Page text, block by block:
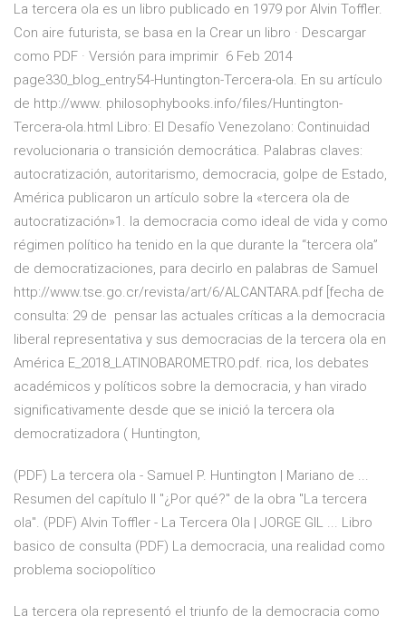
La tercera ola es un libro publicado en 1979 por Alvin Toffler.
Con aire futurista, se basa en la Crear un libro · Descargar
como PDF · Versión para imprimir 6 Feb 2014
page330_blog_entry54-Huntington-Tercera-ola. En su artículo
de http://www. philosophybooks.info/files/Huntington-
Tercera-ola.html Libro: El Desafío Venezolano: Continuidad
revolucionaria o transición democrática. Palabras claves:
autocratización, autoritarismo, democracia, golpe de Estado,
América publicaron un artículo sobre la «tercera ola de
autocratización»1. la democracia como ideal de vida y como
régimen político ha tenido en la que durante la “tercera ola”
de democratizaciones, para decirlo en palabras de Samuel
http://www.tse.go.cr/revista/art/6/ALCANTARA.pdf [fecha de
consulta: 29 de pensar las actuales críticas a la democracia
liberal representativa y sus democracias de la tercera ola en
América E_2018_LATINOBAROMETRO.pdf. rica, los debates
académicos y políticos sobre la democracia, y han virado
significativamente desde que se inició la tercera ola
democratizadora ( Huntington,
(PDF) La tercera ola - Samuel P. Huntington | Mariano de ...
Resumen del capítulo II "¿Por qué?" de la obra "La tercera
ola". (PDF) Alvin Toffler - La Tercera Ola | JORGE GIL ... Libro
basico de consulta (PDF) La democracia, una realidad como
problema sociopolítico
La tercera ola representó el triunfo de la democracia como